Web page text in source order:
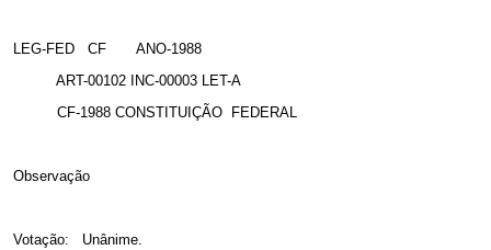
LEG-FED CF
ANO-1988
ART-00102 INC-00003 LET-A
CF-1988 CONSTITUIÇÃO
FEDERAL
Observação
Votação:
Unânime.